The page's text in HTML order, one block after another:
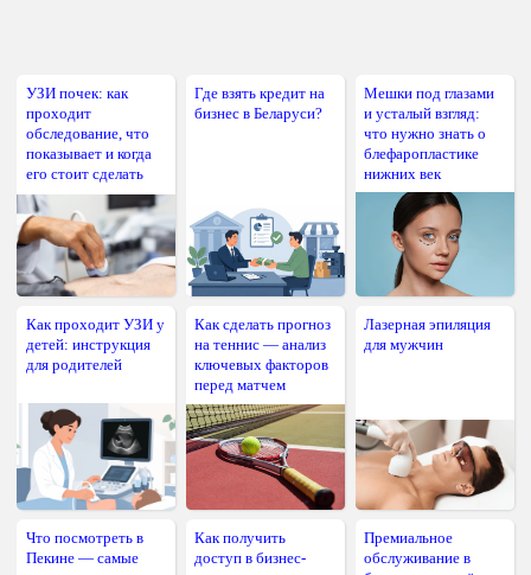
УЗИ почек: как
проходит
обследование, что
показывает и когда
его стоит сделать
Где взять кредит на
бизнес в Беларуси?
Мешки под глазами
и усталый взгляд:
что нужно знать о
блефаропластике
нижних век
Как проходит УЗИ у
детей: инструкция
для родителей
Как сделать прогноз
на теннис — анализ
ключевых факторов
перед матчем
Лазерная эпиляция
для мужчин
Что посмотреть в
Пекине — самые
Как получить
доступ в бизнес-
Премиальное
обслуживание в